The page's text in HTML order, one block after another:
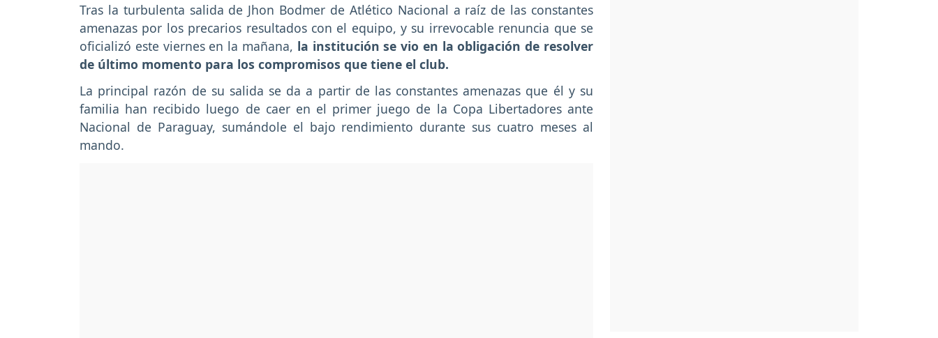
Tras la turbulenta salida de Jhon Bodmer de Atlético Nacional a raíz de las constantes
amenazas por los precarios resultados con el equipo, y su irrevocable renuncia que se
oficializó este viernes en la mañana, la institución se vio en la obligación de resolver
de último momento para los compromisos que tiene el club.
La principal razón de su salida se da a partir de las constantes amenazas que él y su
familia han recibido luego de caer en el primer juego de la Copa Libertadores ante
Nacional de Paraguay, sumándole el bajo rendimiento durante sus cuatro meses al
mando.